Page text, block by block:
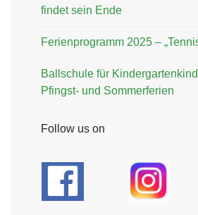
findet sein Ende
Ferienprogramm 2025 –
Ballschule für
Pfingst- und Sommerferien
Follow us on